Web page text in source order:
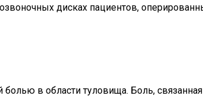
дисках пациентов,
в области туловища. Боль,